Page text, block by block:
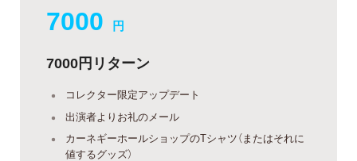
7000 円
7000円リターン
コレクター限定アップデート
出演者よりお礼のメール
カーネギーホールショップのTシャツ（またはそれに
値するグッズ）